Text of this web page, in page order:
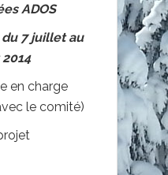
ADOS
7 juillet au
en charge
le comité)